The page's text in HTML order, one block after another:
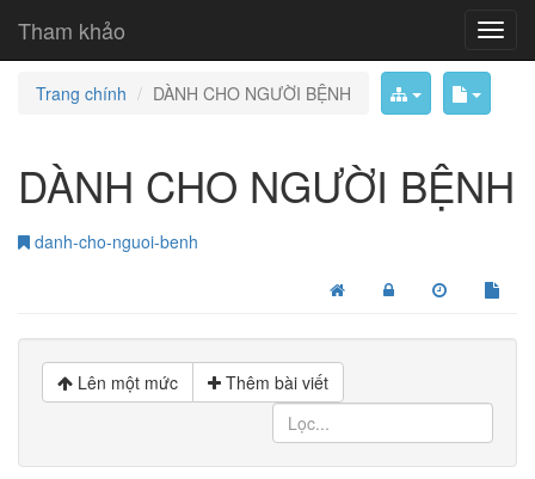
Tham khảo
Trang chính DÀNH CHO NGƯỜI BỆNH
DÀNH CHO NGƯỜI BỆNH
danh-cho-nguoi-benh
Lên một mức Thêm bài viết